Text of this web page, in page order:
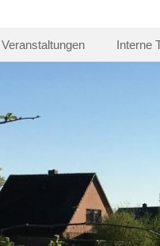
Veranstaltungen Interne